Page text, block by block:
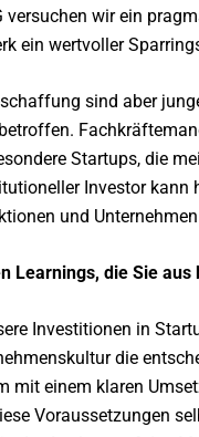
versuchen wir ein
ein wertvoller
sind aber
Startups, die
Investor kann
und
Learnings, die Sie aus
Investitionen in
die
mit einem klaren
Voraussetzungen